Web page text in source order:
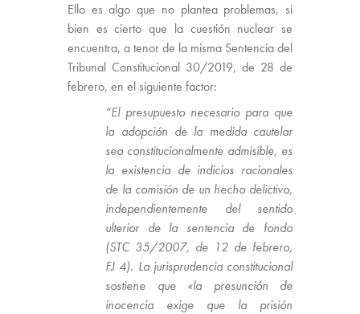
Ello es algo que no plantea problemas, si
bien es cierto que la cuestión nuclear se
encuentra, a tenor de la misma Sentencia del
Tribunal Constitucional 30/2019, de 28 de
febrero, en el siguiente factor:
“El presupuesto necesario para que
la adopción de la medida cautelar
sea constitucionalmente admisible, es
la existencia de indicios racionales
de la comisión de un hecho delictivo,
independientemente del sentido
ulterior de la sentencia de fondo
(STC 35/2007, de 12 de febrero,
FJ 4). La jurisprudencia constitucional
sostiene que «la presunción de
inocencia exige que la prisión